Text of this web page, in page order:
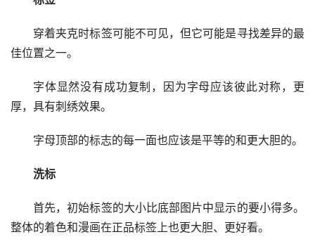
穿着夹克时标签可能不可见，但它可能是寻找差异的最
佳位置之一。
字体显然没有成功复制，因为字母应该彼此对称，更
厚，具有刺绣效果。
字母顶部的标志的每一面也应该是平等的和更大胆的。
洗标
首先，初始标签的大小比底部图片中显示的要小得多。
整体的着色和漫画在正品标签上也更大胆、更好看。